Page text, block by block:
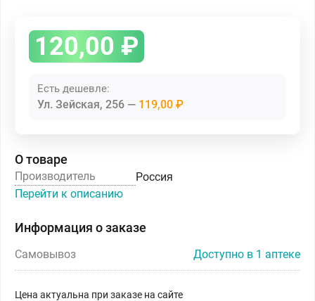
120,00 ₽
Есть дешевле:
Ул. Зейская, 256 119,00 ₽
О товаре
Производитель
Россия
Перейти к описанию
Информация о заказе
Самовывоз Доступно в 1 аптеке
Цена актуальна при заказе на сайте